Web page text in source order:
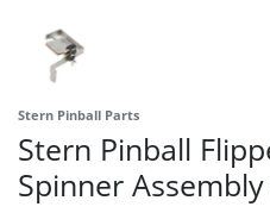
Stern Pinball Parts
Stern Pinball
Spinner